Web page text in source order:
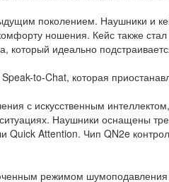
поколением. Наушники и
ношения. Кейс также
идеально
to-Chat, которая
с искусственным
Наушники оснащены
Quick Attention. Чип QN2e
режимом шумоподавления